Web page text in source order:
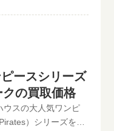
開封）ご入力いただ
買取査定が可能で
ーン情報
配キット申し込み
まるから送料無料
に商品を詰めて、
お売りになりたいも
日本全国どこから
格の振込手数料など
具体的な金額が分か
買取価格表の更新
頼頂いた買取査定
しますのでご安心
ア THE
ゴ現在の買取価格は
この他
取価格はコチラから↓
ースシリーズ
の買取価格
ウスの大人気ワンピ
）シリーズを高